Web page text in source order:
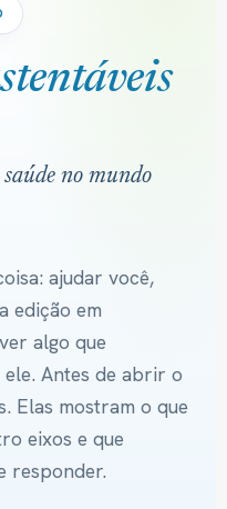
no mundo
ajudar você,
edição em
algo que
ele. Antes de abrir o
Elas mostram o que
eixos e que
responder.